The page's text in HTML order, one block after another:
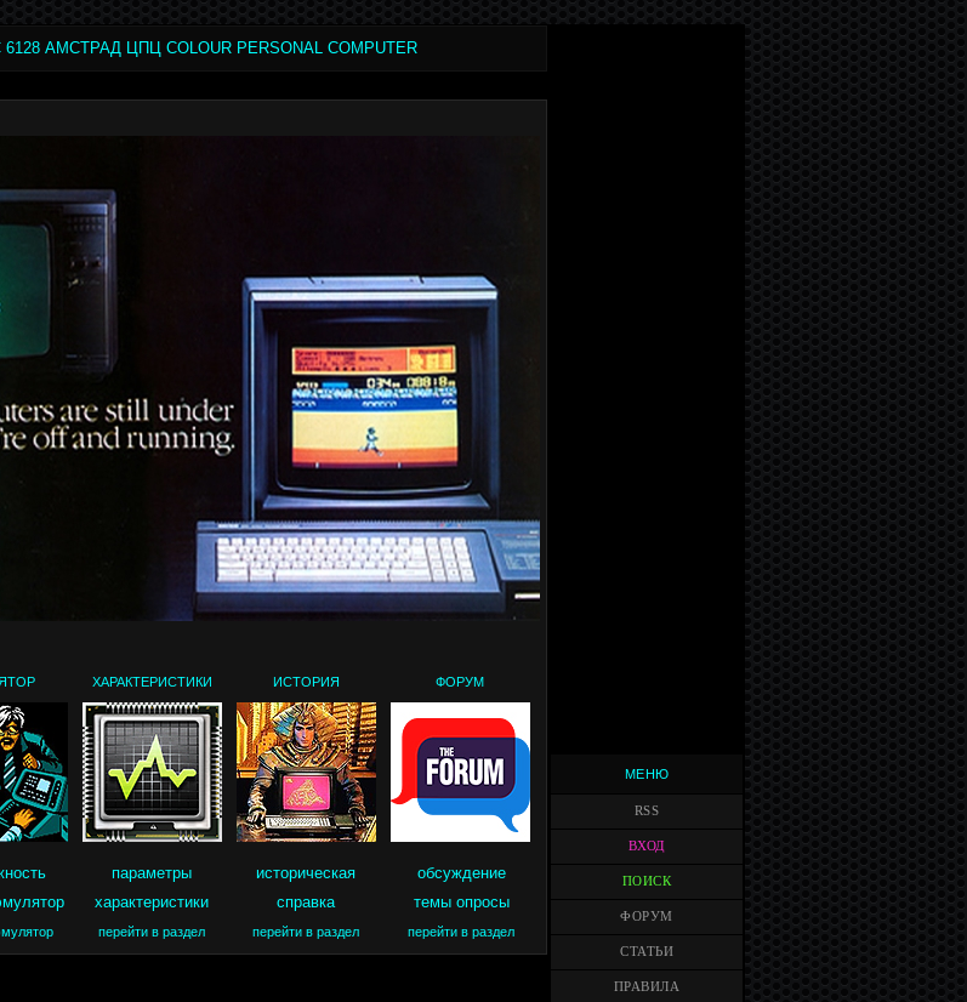
6128 АМСТРАД ЦПЦ COLOUR PERSONAL COMPUTER
ХАРАКТЕРИСТИКИ ИСТОРИЯ ФОРУМ
параметры
характеристики
перейти в раздел
историческая
справка
перейти в раздел
обсуждение
темы опросы
перейти в раздел
МЕНЮ
RSS
ВХОД
ПОИСК
ФОРУМ
СТАТЬИ
ПРАВИЛА